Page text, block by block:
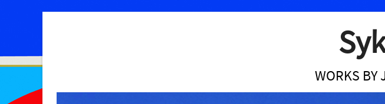
WORKS BY